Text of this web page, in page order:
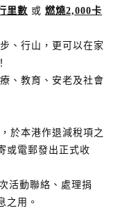
里數 或 燃燒2,000卡
、行山，更可以在家
、教育、安老及社會
於本港作退減稅項之
或電郵發出正式收
活動聯絡、處理捐
之用。